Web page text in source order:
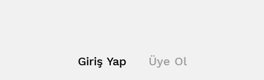
Giriş Yap Üye Ol